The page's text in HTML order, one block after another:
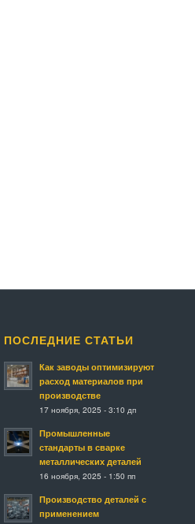
ПОСЛЕДНИЕ СТАТЬИ
Как заводы оптимизируют
расход материалов при
производстве
17 ноября, 2025 - 3:10 дп
Промышленные
стандарты в сварке
металлических деталей
16 ноября, 2025 - 1:50 пп
Производство деталей с
применением